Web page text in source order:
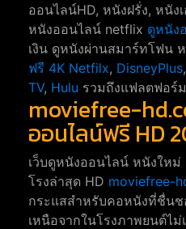
ออนไลน์HD, หนังฝรั่ง, หนัง
หนังออนไลน์ netflix ดูหนัง
เงิน ดูหนังผ่านสมาร์ทโฟน ห
ฟรี 4K Netfilx, DisneyPlus,
TV, Hulu รวมถึงแฟลตฟอร์
moviefree-
ออนไลน์ฟรี HD
เว็บดูหนังออนไลน์ หนังให
โรงล่าสุด HD moviefree-
กระแสสำหรับคอหนังที่ชื่น
เหนือจากในโรงภาพยนต์ไ